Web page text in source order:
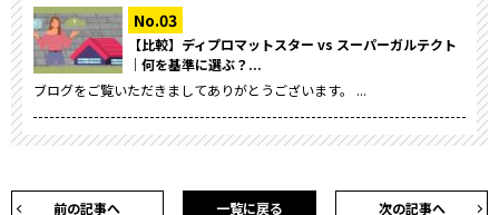
【比較】ディプロマットスター vs スーパーガルテクト
｜何を基準に選ぶ？...
ブログをご覧いただきましてありがとうございます。 ...
前の記事へ 次の記事へ
一覧に戻る